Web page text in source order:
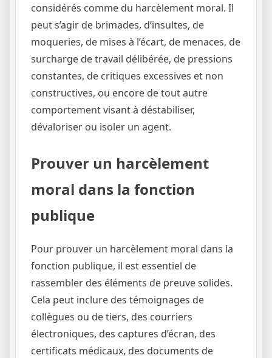
considérés comme du harcèlement moral. Il
peut s’agir de brimades, d’insultes, de
moqueries, de mises à l’écart, de menaces, de
surcharge de travail délibérée, de pressions
constantes, de critiques excessives et non
constructives, ou encore de tout autre
comportement visant à déstabiliser,
dévaloriser ou isoler un agent.
Prouver un harcèlement
moral dans la fonction
publique
Pour prouver un harcèlement moral dans la
fonction publique, il est essentiel de
rassembler des éléments de preuve solides.
Cela peut inclure des témoignages de
collègues ou de tiers, des courriers
électroniques, des captures d’écran, des
certificats médicaux, des documents de